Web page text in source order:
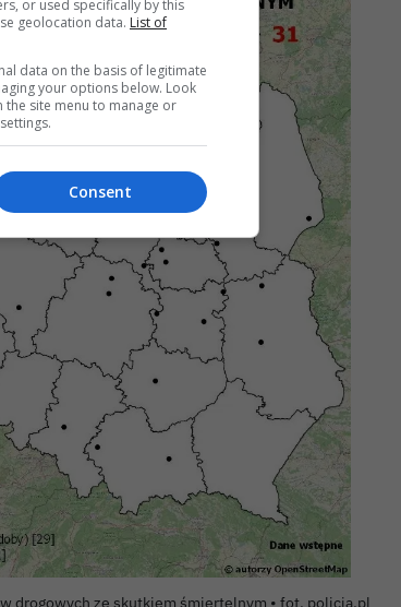
drogowych ze skutkiem śmiertelnym • fot. policja.pl
or used specifically by this
geolocation data. List of
data on the basis of legitimate
your options below. Look
site menu to manage or
Consent